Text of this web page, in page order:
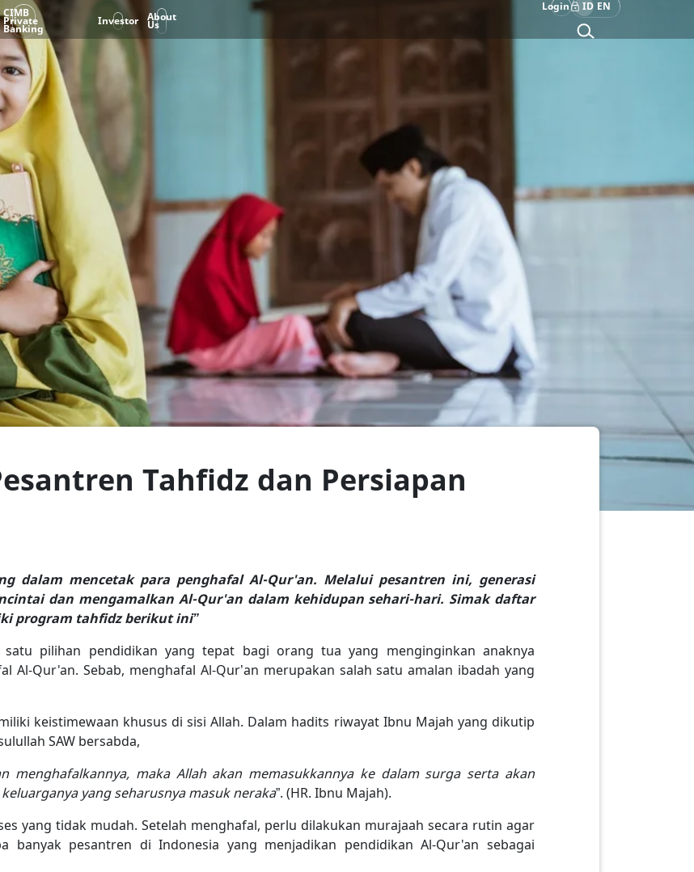
CIMB
Private
Banking
Investor About
Us
Login ID EN
Tahfidz dan Persiapan
dalam mencetak para penghafal Al-Qur'an. Melalui pesantren ini, generasi
dan mengamalkan Al-Qur'an dalam kehidupan sehari-hari. Simak daftar
program tahfidz berikut ini”
pilihan pendidikan yang tepat bagi orang tua yang menginginkan anaknya
Al-Qur'an. Sebab, menghafal Al-Qur’an merupakan salah satu amalan ibadah yang
keistimewaan khusus di sisi Allah. Dalam hadits riwayat Ibnu Majah yang dikutip
SAW bersabda,
menghafalkannya, maka Allah akan memasukkannya ke dalam surga serta akan
yang seharusnya masuk neraka”. (HR. Ibnu Majah).
yang tidak mudah. Setelah menghafal, perlu dilakukan murajaah secara rutin agar
banyak pesantren di Indonesia yang menjadikan pendidikan Al-Qur'an sebagai